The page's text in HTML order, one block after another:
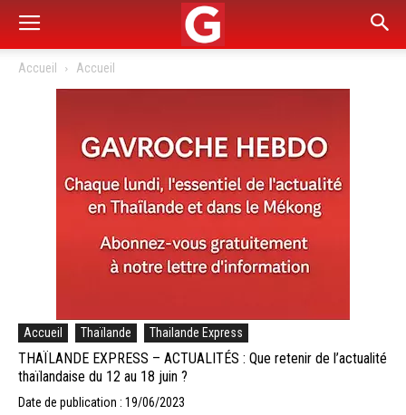
Accueil Accueil
Accueil Thaïlande Thailande Express
THAÏLANDE EXPRESS – ACTUALITÉS : Que retenir de l’actualité
thaïlandaise du 12 au 18 juin ?
Date de publication : 19/06/2023